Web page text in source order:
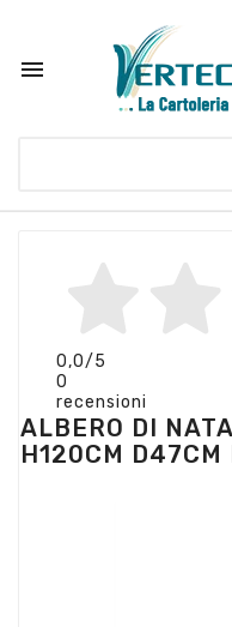

0,0/5
0
recensioni
ALBERO DI
H120CM